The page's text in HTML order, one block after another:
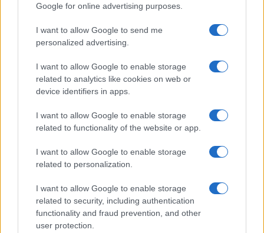
Google for online advertising purposes.
I want to allow Google to send me
personalized advertising.
I want to allow Google to enable storage
related to analytics like cookies on web or
device identifiers in apps.
I want to allow Google to enable storage
related to functionality of the website or app.
I want to allow Google to enable storage
related to personalization.
I want to allow Google to enable storage
related to security, including authentication
functionality and fraud prevention, and other
user protection.
Cómo Bitcoin y la IA están transformando la economía global
Diego Martín · 7 Ago 2026
FINANZAS